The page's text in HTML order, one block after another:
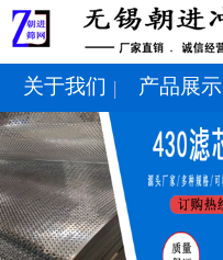
关于我们 | 产品展示